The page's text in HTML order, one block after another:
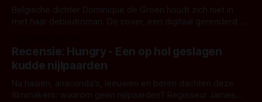
Belgische dichter Dominique de Groen houdt zich niet in
met haar debuutroman. De cover, een digitaal gerenderd en
achtergrond, belooft iets kleurrijks maar onheilspellends,
iets ongrijpbaars. En dat maakt De Groen met ieder woord
waar.
Recensie: Hungry - Een op hol geslagen
kudde nijlpaarden
Na haaien, anaconda's, leeuwen en beren dachten deze
filmmakers: waarom geen nijlpaarden? Regisseur James